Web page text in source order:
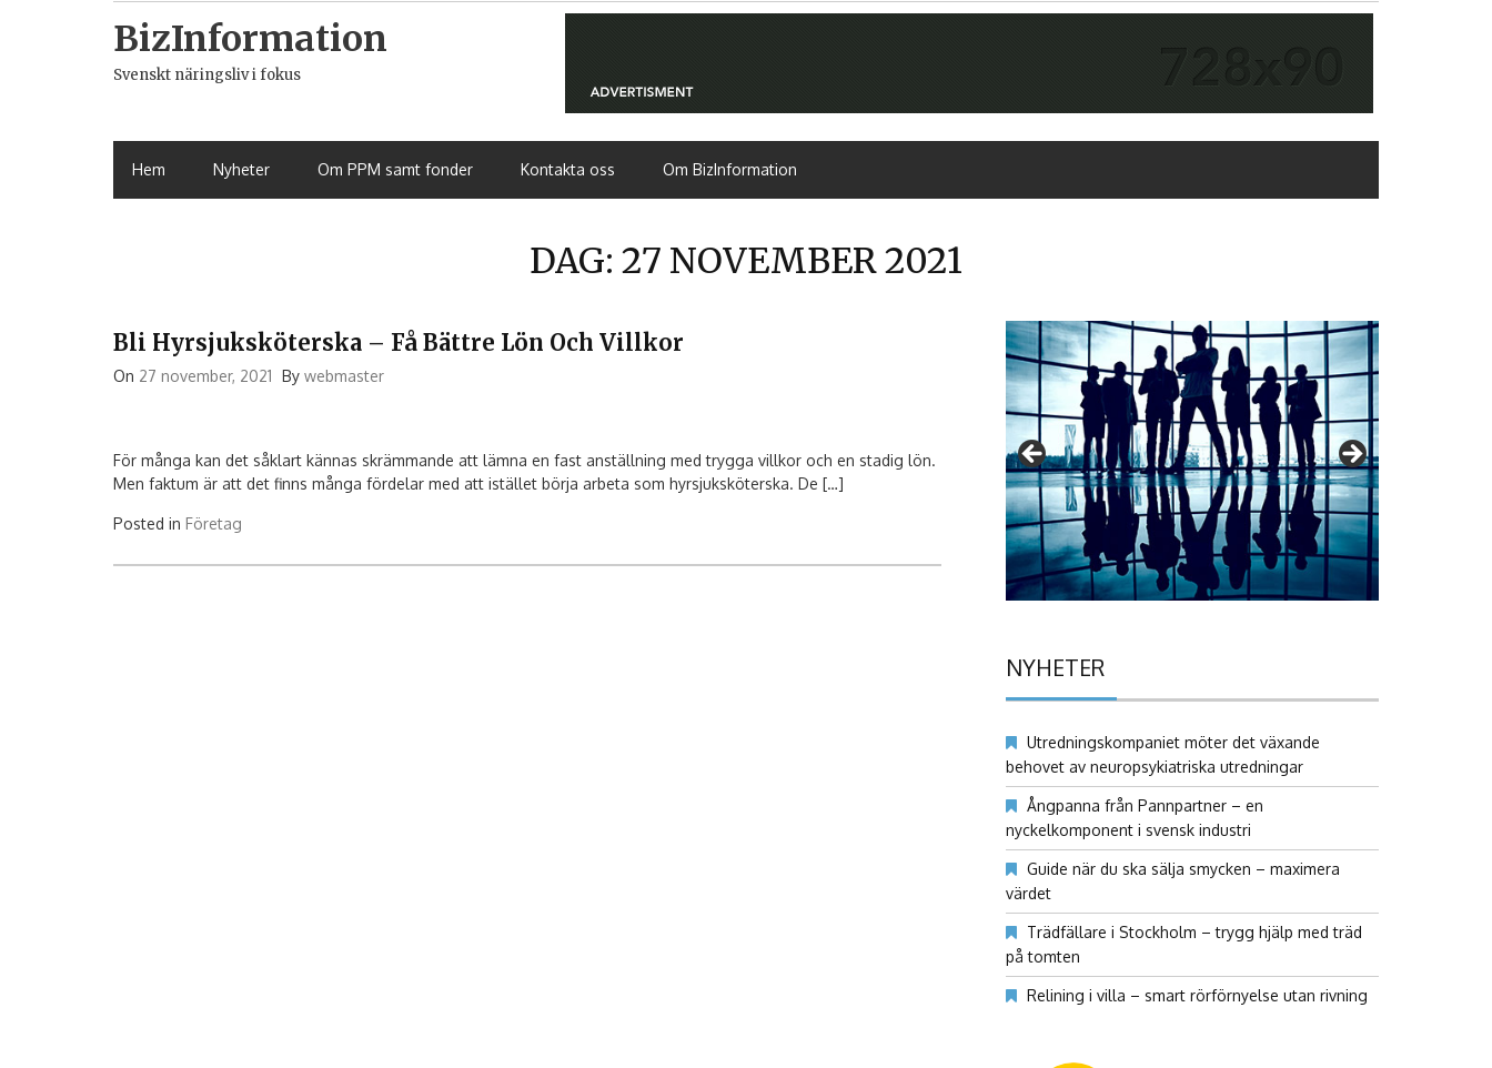
BizInformation
Svenskt näringsliv i fokus
Hem Nyheter Om PPM samt fonder Kontakta oss Om BizInformation
DAG: 27 NOVEMBER 2021
Bli Hyrsjuksköterska – Få Bättre Lön Och Villkor
On 27 november, 2021 By webmaster
För många kan det såklart kännas skrämmande att lämna en fast anställning med trygga villkor och en stadig lön.
Men faktum är att det finns många fördelar med att istället börja arbeta som hyrsjuksköterska. De […]
Posted in Företag
NYHETER
Utredningskompaniet möter det växande
behovet av neuropsykiatriska utredningar
Ångpanna från Pannpartner – en
nyckelkomponent i svensk industri
Guide när du ska sälja smycken – maximera
värdet
Trädfällare i Stockholm – trygg hjälp med träd
på tomten
Relining i villa – smart rörförnyelse utan rivning